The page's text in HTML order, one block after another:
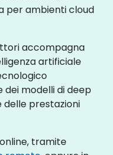
per ambienti cloud
accompagna
artificiale
dei modelli di deep
delle prestazioni
tramite